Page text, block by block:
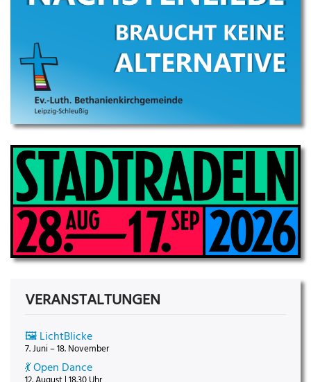
VERANSTALTUNGEN
🖼️ LichtBlicke
7. Juni – 18. November
💃 Open Dance